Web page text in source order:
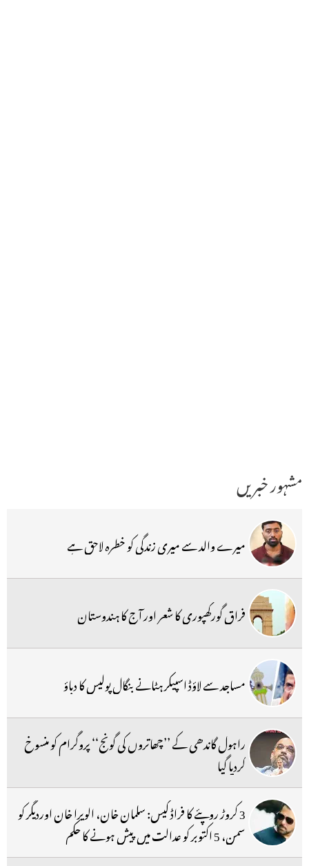
مشہور خبریں
میرے والد سے میری زندگی کو خطرہ لاحق ہے
فراق گورکھپوری کا شعر اور آج کا ہندوستان
مساجد سے لاؤڈ اسپیکر ہٹانے بنگال پولیس کا دباؤ
راہول گاندھی کے ’’چھاتروں کی گونج‘‘ پروگرام کو منسوخ
کردیا گیا
3 کروڑ روپئے کا فراڈ کیس: سلمان خان، الویرا خان اوردیگر کو
سمن، 5 اکتوبر کو عدالت میں پیش ہونے کا حکم